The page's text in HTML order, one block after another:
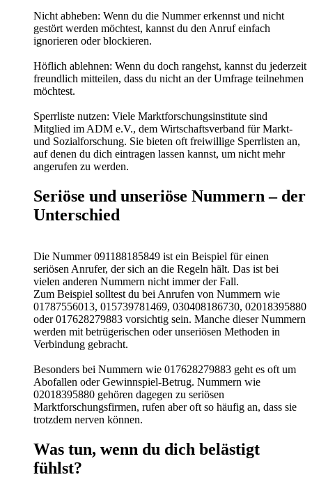
Nicht abheben: Wenn du die Nummer erkennst und nicht
gestört werden möchtest, kannst du den Anruf einfach
ignorieren oder blockieren.
Höflich ablehnen: Wenn du doch rangehst, kannst du jederzeit
freundlich mitteilen, dass du nicht an der Umfrage teilnehmen
möchtest.
Sperrliste nutzen: Viele Marktforschungsinstitute sind
Mitglied im ADM e.V., dem Wirtschaftsverband für Markt-
und Sozialforschung. Sie bieten oft freiwillige Sperrlisten an,
auf denen du dich eintragen lassen kannst, um nicht mehr
angerufen zu werden.
Seriöse und unseriöse Nummern – der
Unterschied
Die Nummer 091188185849 ist ein Beispiel für einen
seriösen Anrufer, der sich an die Regeln hält. Das ist bei
vielen anderen Nummern nicht immer der Fall.
Zum Beispiel solltest du bei Anrufen von Nummern wie
01787556013, 015739781469, 030408186730, 02018395880
oder 017628279883 vorsichtig sein. Manche dieser Nummern
werden mit betrügerischen oder unseriösen Methoden in
Verbindung gebracht.
Besonders bei Nummern wie 017628279883 geht es oft um
Abofallen oder Gewinnspiel-Betrug. Nummern wie
02018395880 gehören dagegen zu seriösen
Marktforschungsfirmen, rufen aber oft so häufig an, dass sie
trotzdem nerven können.
Was tun, wenn du dich belästigt
fühlst?